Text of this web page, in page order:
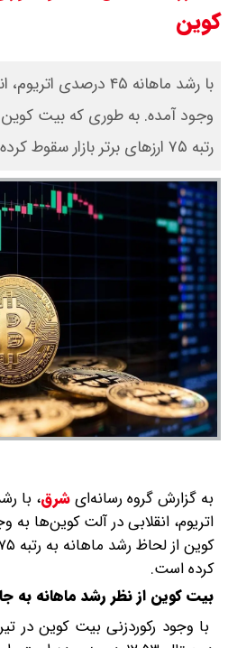
سنتی
دهد؟
بنزین برای
درصد
کوین
با رشد ماهانه ۴۵
وجود آمده. به طوری که بیت کوین
رتبه ۷۵ ارزهای برتر بازار سقوط کرده است.
به گزارش گروه رسانه‌ایشرق،
اتریوم، انقلابی در آلت کوین‌ها
کرده است.
بیت کوین از نظر رشد ماهانه به جایگاه ۷۵
با وجود رکوردزنی بیت کوین در